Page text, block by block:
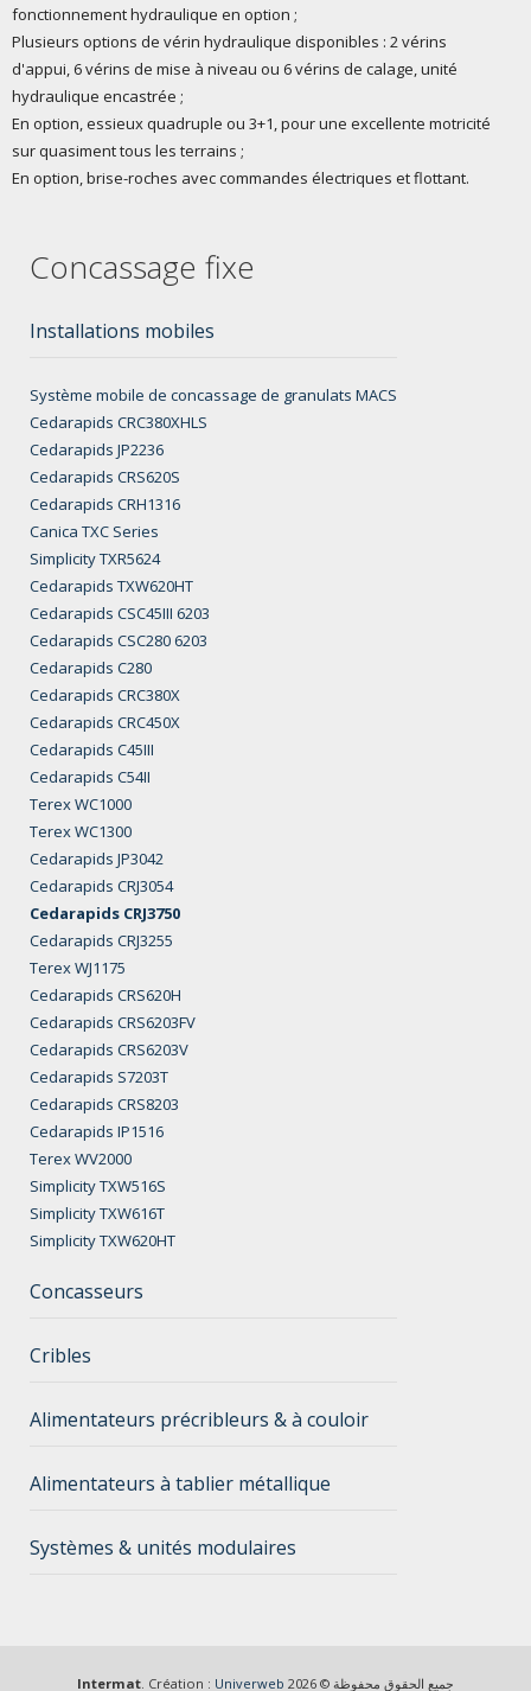
fonctionnement hydraulique en option ;
Plusieurs options de vérin hydraulique disponibles : 2 vérins
d'appui, 6 vérins de mise à niveau ou 6 vérins de calage, unité
hydraulique encastrée ;
En option, essieux quadruple ou 3+1, pour une excellente motricité
sur quasiment tous les terrains ;
En option, brise-roches avec commandes électriques et flottant.
Concassage fixe
Installations mobiles
Système mobile de concassage de granulats MACS
Cedarapids CRC380XHLS
Cedarapids JP2236
Cedarapids CRS620S
Cedarapids CRH1316
Canica TXC Series
Simplicity TXR5624
Cedarapids TXW620HT
Cedarapids CSC45III 6203
Cedarapids CSC280 6203
Cedarapids C280
Cedarapids CRC380X
Cedarapids CRC450X
Cedarapids C45III
Cedarapids C54II
Terex WC1000
Terex WC1300
Cedarapids JP3042
Cedarapids CRJ3054
Cedarapids CRJ3750
Cedarapids CRJ3255
Terex WJ1175
Cedarapids CRS620H
Cedarapids CRS6203FV
Cedarapids CRS6203V
Cedarapids S7203T
Cedarapids CRS8203
Cedarapids IP1516
Terex WV2000
Simplicity TXW516S
Simplicity TXW616T
Simplicity TXW620HT
Concasseurs
Cribles
Alimentateurs précribleurs & à couloir
Alimentateurs à tablier métallique
Systèmes & unités modulaires
جميع الحقوق محفوظة © 2026 Intermat . Création : Univerweb